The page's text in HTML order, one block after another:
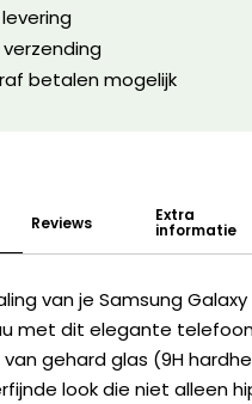
betalen mogelijk
Reviews Extra
informatie
van je Samsung
met dit elegante
gehard glas (9H
look die niet alleen